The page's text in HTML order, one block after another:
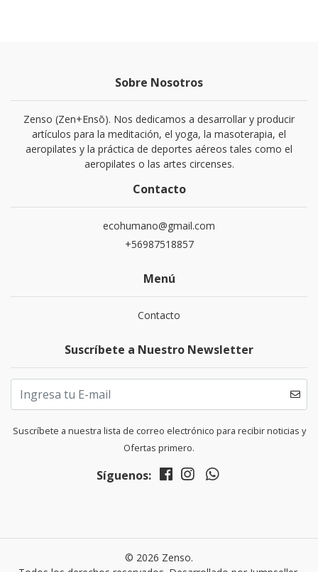
Sobre Nosotros
Zenso (Zen+Ensō). Nos dedicamos a desarrollar y producir
artículos para la meditación, el yoga, la masoterapia, el
aeropilates y la práctica de deportes aéreos tales como el
aeropilates o las artes circenses.
Contacto
ecohumano@gmail.com
+56987518857
Menú
Contacto
Suscríbete a Nuestro Newsletter
Suscríbete a nuestra lista de correo electrónico para recibir noticias y
Ofertas primero.
Síguenos:
© 2026 Zenso.